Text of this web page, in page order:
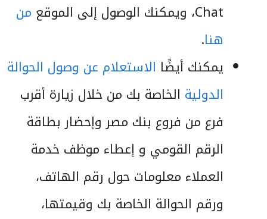
Chat، ويمكنك الوصول إلى الموقع
من
هنا.
يمكنك أيضًا الاستعلام عن وصول الحوالة
الدولية الخاصة بك من خلال زيارة أقرب
فرع من فروع بنك مصر وإحضار بطاقة
الرقم القومي و إعطاء موظف خدمة
العملاء معلومات حول رقم الهاتف،
ورقم الحوالة الخاصة بك وقيمتها،